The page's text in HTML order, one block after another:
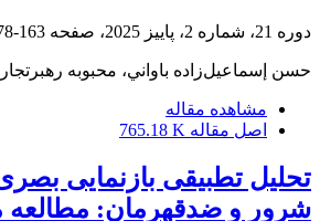
دوره 21، شماره 2، پاییز 2025، صفحه 163-178
حسن إسماعيل‌زاده باواني، محبوبه
مشاهده مقاله
اصل مقاله 765.18 K
تحلیل تطبیقی بازنمایی
شرور و ضدقهرمان: مطالعه